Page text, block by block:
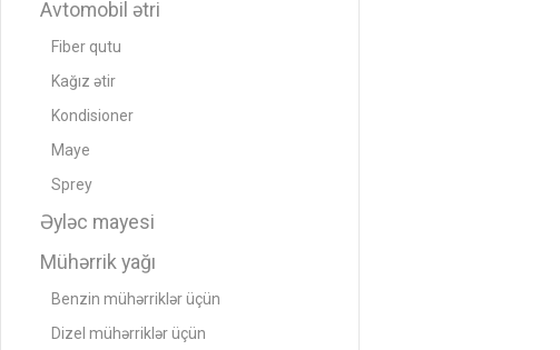
Avtomobil ətri
Fiber qutu
Kağız ətir
Kondisioner
Maye
Sprey
Əyləc mayesi
Mühərrik yağı
Benzin mühərriklər üçün
Dizel mühərriklər üçün